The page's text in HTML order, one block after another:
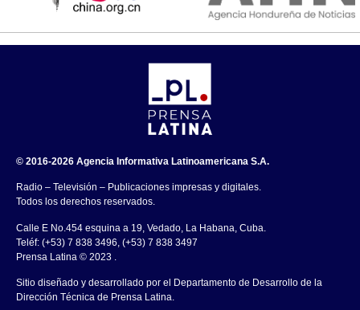
© 2016-2026 Agencia Informativa Latinoamericana S.A.
Radio – Televisión – Publicaciones impresas y digitales.
Todos los derechos reservados.
Calle E No.454 esquina a 19, Vedado, La Habana, Cuba.
Teléf: (+53) 7 838 3496, (+53) 7 838 3497
Prensa Latina © 2023 .
Sitio diseñado y desarrollado por el Departamento de Desarrollo de la
Dirección Técnica de Prensa Latina.